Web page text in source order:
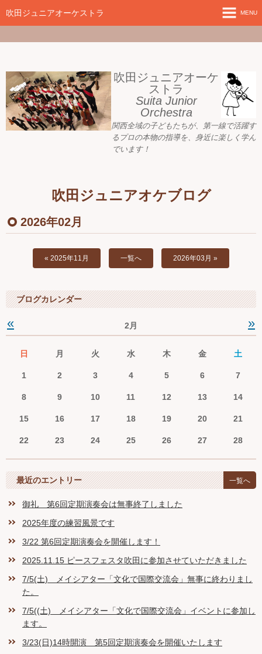
verification=nW1XDOjsXUeBk5Tr0WL2kTnlmTP78udH3yRHAbTSBv8
吹田ジュニアオーケストラ
吹田ジュニアオーケ
ストラ
Suita Junior
Orchestra
関西全域の子どもたちが、
第一線で活躍す
るプロの本物の指導を、身近に楽しく学ん
でいます！
MENU
ホーム
新着情報
活動目標
指導者ご紹介
プレジュニア クラス
練習会場
お問い合わせ
ジュニアオケブログ
吹田ジュニアオケブログ
2026年02月
« 2025年11月 一覧へ 2026年03月 »
ブログカレンダー
« 2月 »
日 月 火 水 木 金 土
1 2 3 4 5 6 7
8 9 10 11 12 13 14
15 16 17 18 19 20 21
22 23 24 25 26 27 28
最近のエントリー 一覧へ
御礼 第6回定期演奏会は無事終了しました
2025年度の練習風景です
3/22 第6回定期演奏会を開催します！
2025.11.15 ピースフェスタ吹田に参加させていただきました
7/5(土) メイシアター「文化で国際交流会」無事に終わりまし
た。
7/5((土) メイシアター「文化で国際交流会」イベントに参加し
ます。
3/23(日)14時開演 第5回定期演奏会を開催いたします